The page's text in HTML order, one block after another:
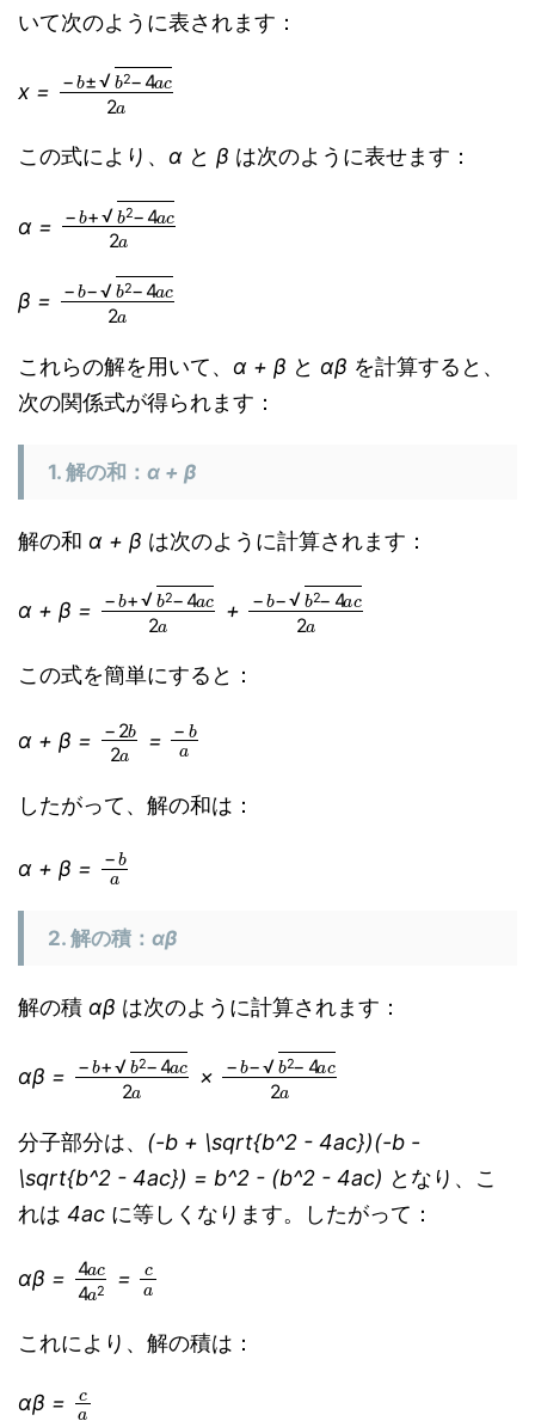
いて次のように表されます：
x =
b±b2−4
この式により、 α と β は次のように表せます：
α =
b+b2−4
β =
b −b2−4
これらの解を用いて、 α + β と αβ を計算すると、
次の関係式が得られます：
1. 解の和： α + β
解の和 α + β は次のように計算されます：
α + β =
b+b2−4 a
+
b −b2−4
この式を簡単にすると：
α + β =
2b
=
b
したがって、解の和は：
α + β =
b
2. 解の積： αβ
解の積 αβ は次のように計算されます：
αβ =
−b+b2−4 2a
×
−b−b2−4
分子部分は、 (-b + \sqrt{b^2 - 4ac})(-b -
\sqrt{b^2 - 4ac}) = b^2 - (b^2 - 4ac) となり、こ
れは 4ac に等しくなります。したがって：
αβ =
4ac a2
=
ca
これにより、解の積は：
αβ =
ca